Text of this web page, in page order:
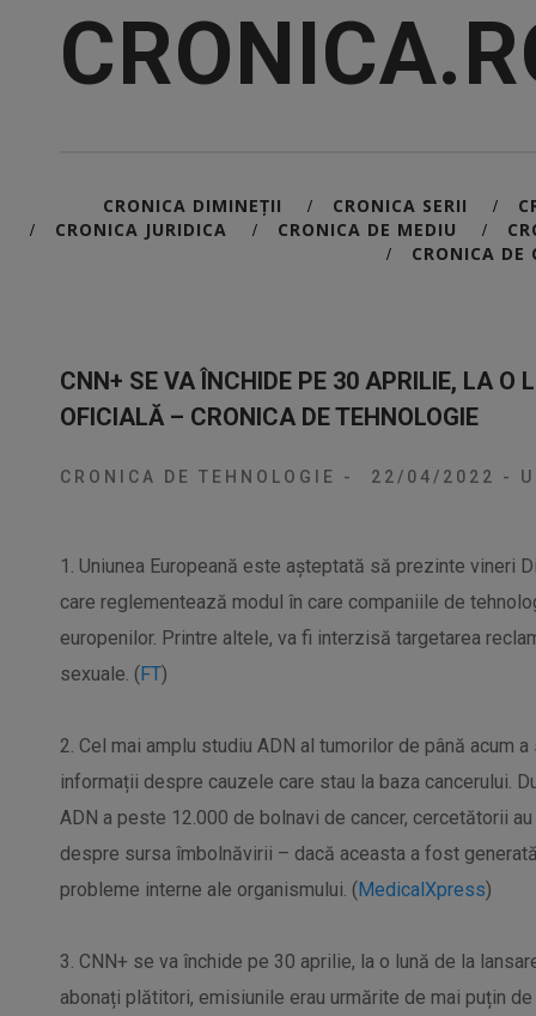
CRONICA DIMINEȚII / CRONICA SERII /
/ CRONICA JURIDICA / CRONICA DE MEDIU /
/ CRONICA DE
CNN+ SE VA ÎNCHIDE PE 30 APRILIE, LA O
OFICIALĂ – CRONICA DE TEHNOLOGIE
CRONICA DE TEHNOLOGIE - 22/04/2022 -
1. Uniunea Europeană este așteptată să prezinte vineri
care reglementează modul în care companiile de
europenilor. Printre altele, va fi interzisă targetarea
sexuale. (FT)
2. Cel mai amplu studiu ADN al tumorilor de până acum
informații despre cauzele care stau la baza cancerului.
ADN a peste 12.000 de bolnavi de cancer, cercetătorii
despre sursa îmbolnăvirii – dacă aceasta a fost
probleme interne ale organismului. (MedicalXpress)
3. CNN+ se va închide pe 30 aprilie, la o lună de la
abonați plătitori, emisiunile erau urmărite de mai puțin